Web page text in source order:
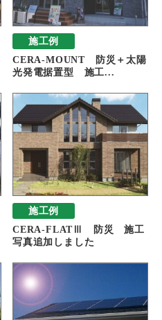
施工例
CERA-MOUNT 防災＋太陽
光発電据置型 施工...
施工例
CERA-FLATⅢ 防災 施工
写真追加しました